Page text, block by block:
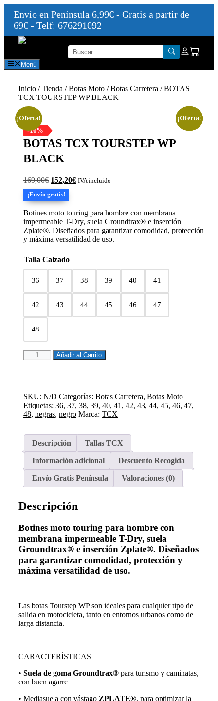
Envío en Península 6,99€ - Gratis a partir de
69€ - Telf: 676291092
Saltar
contenido
Menú
Inicio /Tienda /Botas Moto /Botas Carretera / BOTAS
TCX TOURSTEP WP BLACK
¡Oferta!
-10%
BOTAS TCX TOURSTEP WP
BLACK
169,00€ El
precio
original
era:
169,00€.
152,20€El
152,20€.
IVA incluido
¡Envío gratis!
Botines moto touring para hombre con membrana
impermeable T-Dry, suela Groundtrax® e inserción
Zplate®. Diseñados para garantizar comodidad, protección
y máxima versatilidad de uso.
Talla Calzado
36 37 38 39 40 41
42 43 44 45 46 47
48
BOTAS
TCX
cantidad
Añadir al Carrito
SKU: N/D Categorías: Botas Carretera, Botas Moto
Etiquetas: 36, 37, 38, 39, 40, 41 , 42, 43, 44, 45, 46, 47,
48, negras, negro Marca: TCX
Descripción Tallas TCX
Información adicional Descuento Recogida
Envío Gratis Península Valoraciones (0)
Descripción
Botines moto touring para hombre con
membrana impermeable T-Dry, suela
Groundtrax® e inserción Zplate®. Diseñados
para garantizar comodidad, protección y
máxima versatilidad de uso.
Las botas Tourstep WP son ideales para cualquier tipo de
salida en motocicleta, tanto en entornos urbanos como de
larga distancia.
CARACTERÍSTICAS
• Suela de goma Groundtrax® para turismo y caminatas,
con buen agarre
• Mediasuela con vástago ZPLATE®, para optimizar la
¡Oferta!
¡Oferta!
¡Oferta!